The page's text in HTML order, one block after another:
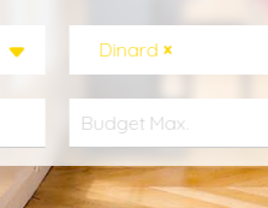
×
Dinard